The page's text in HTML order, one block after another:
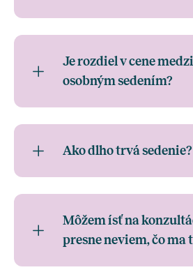
Je rozdiel v cene
osobným sedením?
Ako dlho trvá sedenie?
Môžem ísť na
presne neviem, čo ma